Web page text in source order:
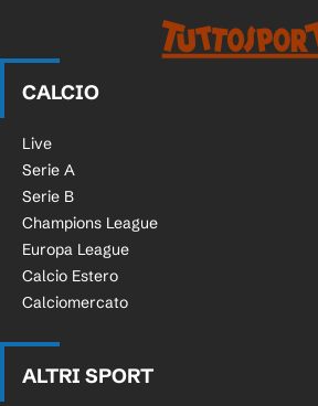
CALCIO
Live
Serie A
Serie B
Champions League
Europa League
Calcio Estero
Calciomercato
ALTRI SPORT